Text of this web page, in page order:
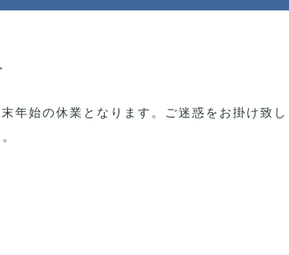
始の休業となります。ご迷惑をお掛け致